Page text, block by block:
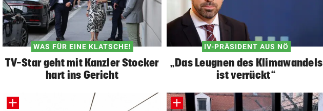
WAS FÜR EINE KLATSCHE!
TV-Star geht mit Kanzler Stocker
hart ins Gericht
IV-PRÄSIDENT AUS NÖ
„Das Leugnen des Klimawandels
ist verrückt“